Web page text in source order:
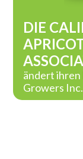
DIE
ändert ihren
Growers Inc.